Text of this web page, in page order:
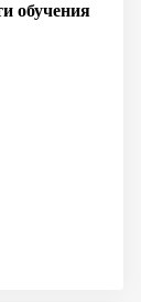
обучения